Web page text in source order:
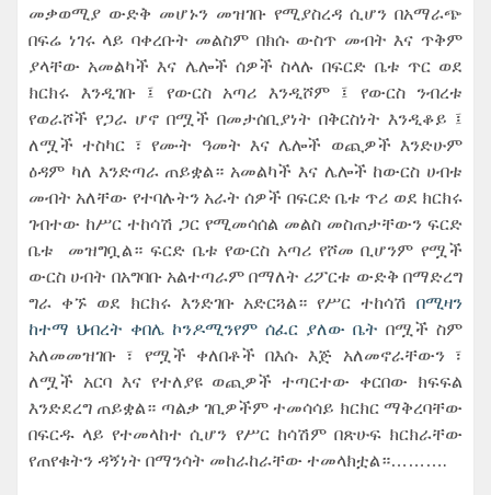
መቃወሚያ ውድቅ መሆኑን መዝገቡ የሚያስረዳ ሲሆን በአማራጭ
በፍሬ ነገሩ ላይ ባቀረቡት መልስም በክሱ ውስጥ መብት እና ጥቅም
ያላቸው አመልካች እና ሌሎች ሰዎች ስላሉ በፍርድ ቤቱ ጥር ወደ
ክርክሩ እንዲገቡ ፤ የውርስ አጣሪ እንዲሾም ፤ የውርስ ንብረቱ
የወራሾች የጋራ ሆኖ በሟች በመታሰቢያነት በቅርስነት እንዲቆይ ፤
ለሟች ተስካር ፣ የሙት ዓመት እና ሌሎች ወጪዎች እንድሁም
ዕዳም ካለ እንድጣራ ጠይቋል። አመልካች እና ሌሎች ከውርስ ሀብቱ
መብት አለቸው የተባሉትን አራት ሰዎች በፍርድ ቤቱ ጥሪ ወደ ክርክሩ
ገብተው ከሥር ተከሳሽ ጋር የሚመሳሰል መልስ መስጠታቸውን ፍርድ
ቤቱ መዝግቧል። ፍርድ ቤቱ የውርስ አጣሪ የሾመ ቢሆንም የሟች
ውርስ ሀብት በአግባቡ አልተጣራም በማለት ሪፖርቱ ውድቅ በማድረግ
ግራ ቀኙ ወደ ክርክሩ እንድገቡ አድርጓል። የሥር ተከሳሽ በሚዛን
ከተማ ህብረት ቀበሌ ኮንዶሚንየም ሰፈር ያለው ቤት በሟች ስም
አለመመዝገቡ ፣ የሟች ቀለበቶች በእሱ እጅ አለመኖራቸውን ፣
ለሟች አርባ እና የተለያዩ ወጪዎች ተጣርተው ቀርበው ክፍፍል
እንድደረግ ጠይቋል። ጣልቃ ገቢዎችም ተመሳሳይ ክርክር ማቅረባቸው
በፍርዱ ላይ የተመላከተ ሲሆን የሥር ከሳሽም በጽሁፍ ክርክራቸው
የጠየቁትን ዳኝነት በማንሳት መከራከራቸው ተመላክቷል።……….